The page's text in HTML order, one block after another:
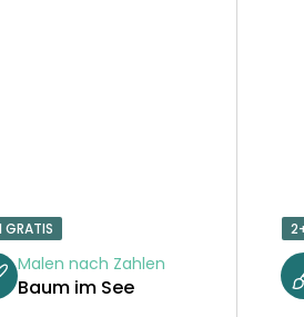
GRATIS
Malen nach Zahlen
Baum im See